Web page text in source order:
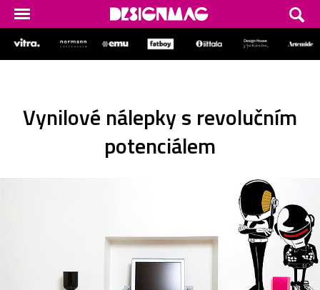
Vynilové nálepky s revolučním
potenciálem